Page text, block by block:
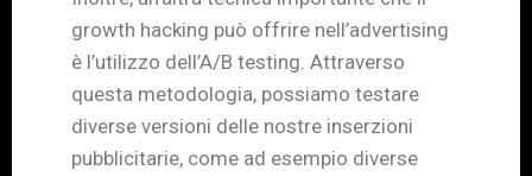
growth hacking può offrire nell’advertising
è l’utilizzo dell’A/B testing. Attraverso
questa metodologia, possiamo testare
diverse versioni delle nostre inserzioni
pubblicitarie, come ad esempio diverse